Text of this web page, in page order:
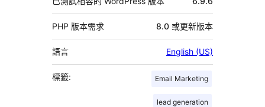
PHP 版本需求 8.0 或更新版本
語言 English (US)
標籤: Email Marketing
lead generation